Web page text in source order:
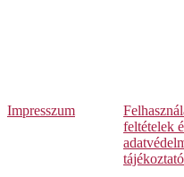
Impresszum
feltételek
tájékoztató